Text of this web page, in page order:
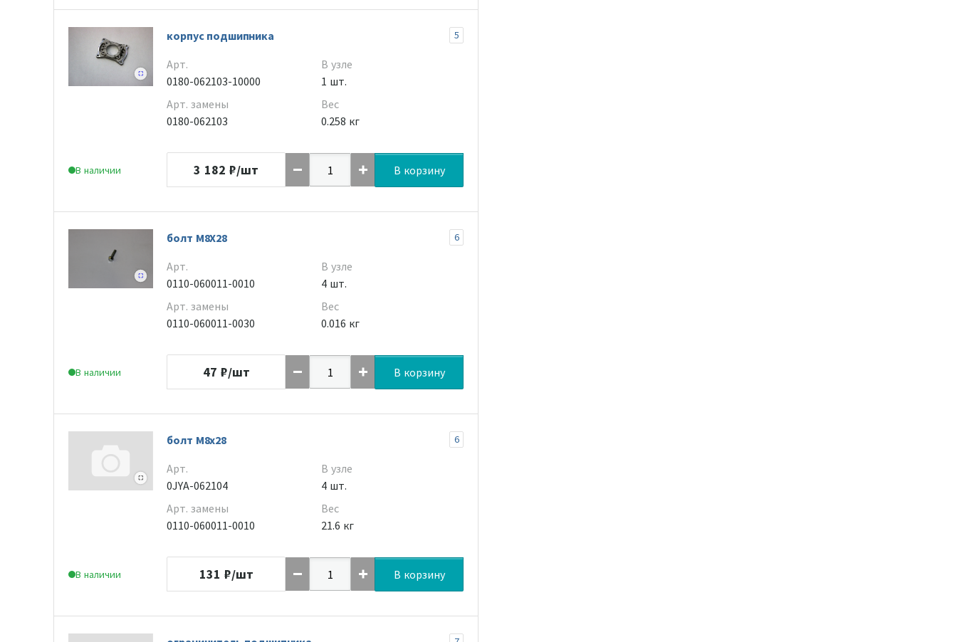
В наличии
корпус подшипника 5
Арт.
0180-062103-10000
Арт. замены
0180-062103
В узле
1 шт.
Вес
0.258 кг
3 182 ₽/шт В корзину
В наличии
болт M8X28 6
Арт.
0110-060011-0010
Арт. замены
0110-060011-0030
В узле
4 шт.
Вес
0.016 кг
47 ₽/шт В корзину
В наличии
болт М8х28 6
Арт.
0JYA-062104
Арт. замены
0110-060011-0010
В узле
4 шт.
Вес
21.6 кг
131 ₽/шт В корзину